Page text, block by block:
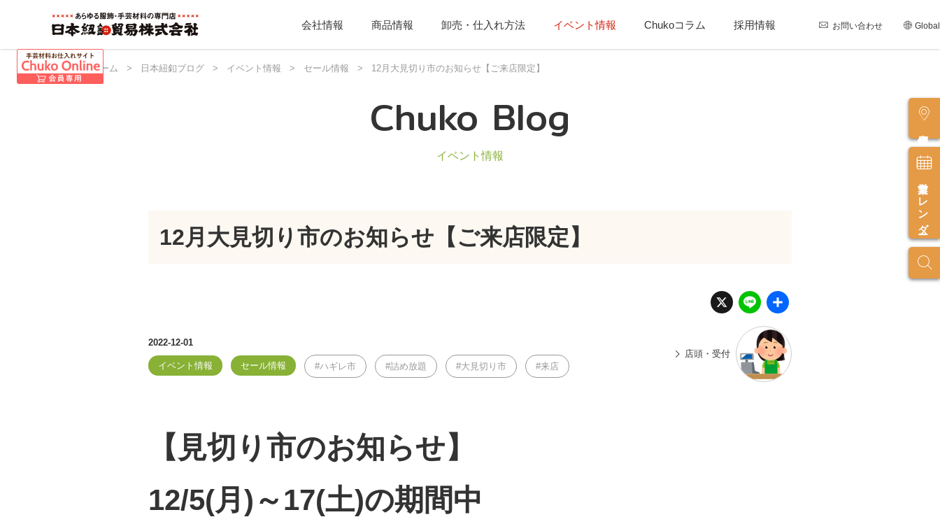
会社情報 商品情報 卸売・仕入れ方法 イベント情報 Chukoコラム 採用情報 お問い合わせ Global
営業カレンダー
日本紐釦 ホーム > 日本紐釦ブログ > イベント情報 > セール情報 > 12月大見切り市のお知らせ【ご来店限定】
Chuko Blog
イベント情報
12月大見切り市のお知らせ【ご来店限定】
X Li
n
e
2022-12-01
イベント情報 セール情報 ハギレ市 詰め放題 大見切り市 来店
店頭・受付
【見切り市のお知らせ】
12/5(月)～17(土)の期間中